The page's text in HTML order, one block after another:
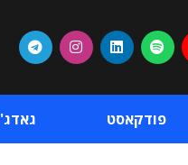
פודקאסט גאדג'Time